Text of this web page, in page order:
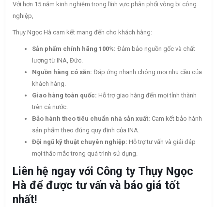
Với hơn 15 năm kinh nghiệm trong lĩnh vực phân phối vòng bi công
nghiệp,
Thụy Ngọc Hà cam kết mang đến cho khách hàng:
Sản phẩm chính hãng 100%: Đảm bảo nguồn gốc và chất
lượng từ INA, Đức.
Nguồn hàng có sẵn: Đáp ứng nhanh chóng mọi nhu cầu của
khách hàng.
Giao hàng toàn quốc: Hỗ trợ giao hàng đến mọi tỉnh thành
trên cả nước.
Bảo hành theo tiêu chuẩn nhà sản xuất: Cam kết bảo hành
sản phẩm theo đúng quy định của INA.
Đội ngũ kỹ thuật chuyên nghiệp: Hỗ trợ tư vấn và giải đáp
mọi thắc mắc trong quá trình sử dụng.
Liên hệ ngay với Công ty Thụy Ngọc
Hà để được tư vấn và báo giá tốt
nhất!